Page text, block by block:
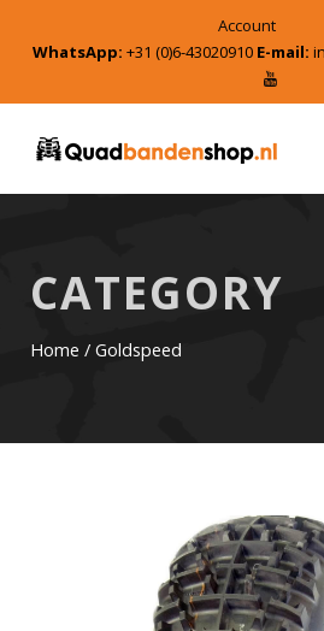
Account
WhatsApp: +31 (0)6-43020910 E-mail:
CATEGORY
Home / Goldspeed